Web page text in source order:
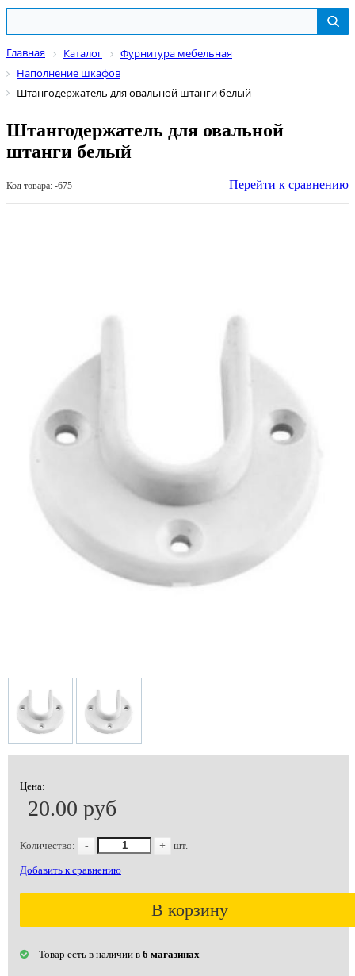
Главная Каталог
Фурнитура мебельная
Наполнение шкафов
Штангодержатель для овальной штанги белый
Штангодержатель для овальной
штанги белый
Код товара: -675 Перейти к сравнению
Цена:
20.00 руб
Количество: - + шт.
Добавить к сравнению
В корзину
Товар есть в наличии в 6 магазинах